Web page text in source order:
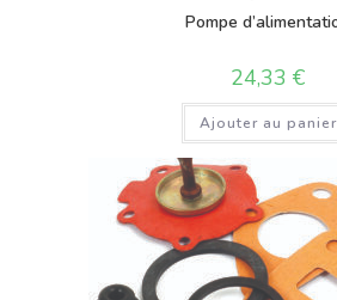
Pompe
24,33 €
Ajouter au panier